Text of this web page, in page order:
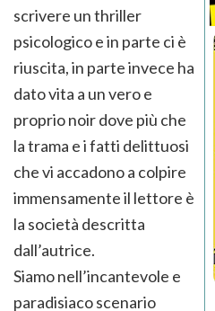
scrivere un thriller
psicologico e in parte ci è
riuscita, in parte invece ha
dato vita a un vero e
proprio noir dove più che
la trama e i fatti delittuosi
che vi accadono a colpire
immensamente il lettore è
la società descritta
dall’autrice.
Siamo nell’incantevole e
paradisiaco scenario